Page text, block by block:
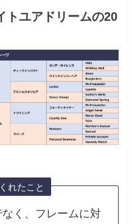
ユアドリームの20
れたこと
く、フレームに対